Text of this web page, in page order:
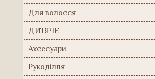
Для волосся
ДИТЯЧЕ
Аксесуари
Рукоділля